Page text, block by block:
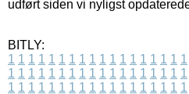
udført siden vi nyligst
BITLY:
1 1 1 1 1 1 1 1 1 1 1 1 1 1 1 1 1 1
1 1 1 1 1 1 1 1 1 1 1 1 1 1 1 1 1 1
1 1 1 1 1 1 1 1 1 1 1 1 1 1 1 1 1 1